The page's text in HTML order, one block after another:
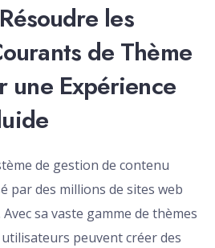
les
de Thème
une Expérience
de gestion de contenu
par des millions de sites web
sa vaste gamme de thèmes
peuvent créer des